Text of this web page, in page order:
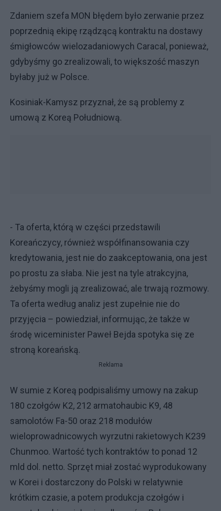
Zdaniem szefa MON błędem było zerwanie przez
poprzednią ekipę rządzącą kontraktu na dostawy
śmigłowców wielozadaniowych Caracal, ponieważ,
gdybyśmy go zrealizowali, to większość maszyn
byłaby już w Polsce.
Kosiniak-Kamysz przyznał, że są problemy z
umową z Koreą Południową.
- Ta oferta, którą w części przedstawili
Koreańczycy, również współfinansowania czy
kredytowania, jest nie do zaakceptowania, ona jest
po prostu za słaba. Nie jest na tyle atrakcyjna,
żebyśmy mogli ją zrealizować, ale trwają rozmowy.
Ta oferta według analiz jest zupełnie nie do
przyjęcia – powiedział, informując, że także w
środę wiceminister Paweł Bejda spotyka się ze
stroną koreańską.
Reklama
W sumie z Koreą podpisaliśmy umowy na zakup
180 czołgów K2, 212 armatohaubic K9, 48
samolotów Fa-50 oraz 218 modułów
wieloprowadnicowych wyrzutni rakietowych K239
Chunmoo. Wartość tych kontraktów to ponad 12
mld dol. netto. Sprzęt miał zostać wyprodukowany
w Korei i dostarczony do Polski w relatywnie
krótkim czasie, a potem produkcja czołgów i